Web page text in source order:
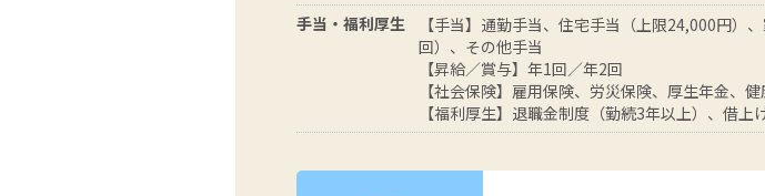
手当・福利厚生
【手当】通勤手当、住宅手当（上限24,000円
回）、その他手当
【昇給／賞与】年1回／年2回
【社会保険】雇用保険、労災保険、厚生年金、
【福利厚生】退職金制度（勤続3年以上）、借